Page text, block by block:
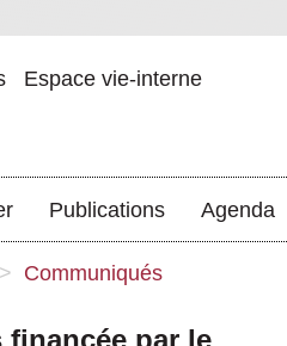
Espace vie-interne
Publications Agenda
> Communiqués
financée par le